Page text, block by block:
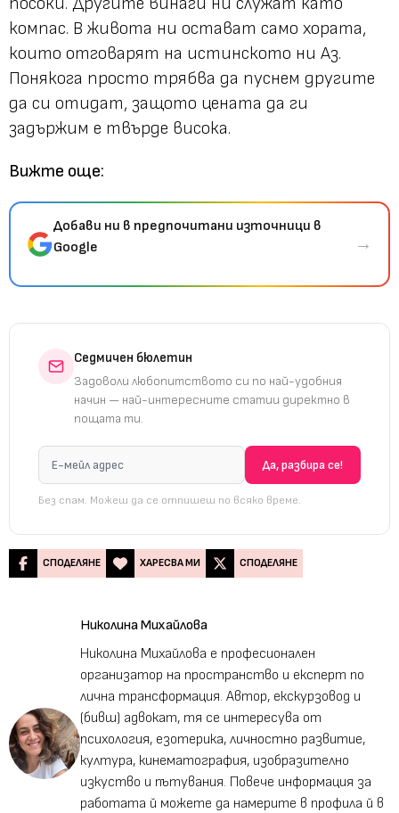
компас. В живота ни остават само хората,
които отговарят на истинското ни Аз.
Понякога просто трябва да пуснем другите
да си отидат, защото цената да ги
задържим е твърде висока.
Вижте още:
Добави ни в предпочитани източници в
Google
→
Седмичен бюлетин
Задоволи любопитството си по най-удобния
начин — най-интересните статии директно в
пощата ти.
Без спам. Можеш да се отпишеш по всяко време.
СПОДЕЛЯНЕ ХАРЕСВА МИ СПОДЕЛЯНЕ
Николина Михайлова
Николина Михайлова е професионален
организатор на пространство и експерт по
лична трансформация. Автор, екскурзовод и
(бивш) адвокат, тя се интересува от
психология, езотерика, личностно развитие,
култура, кинематография, изобразително
изкуство и пътувания. Повече информация за
работата й можете да намерите в профила й в